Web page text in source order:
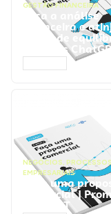
GESTÃO FINANCEIRA
Faça a análise
financeira e
ponto de
Prompts
NEGÓCIOS,
EMPRESARIAIS
Faça uma
comercial |
ChatGPT